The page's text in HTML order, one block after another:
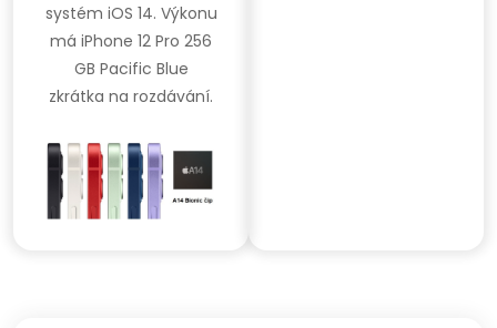
systém iOS 14. Výkonu
má iPhone 12 Pro 256
GB Pacific Blue
zkrátka na rozdávání.